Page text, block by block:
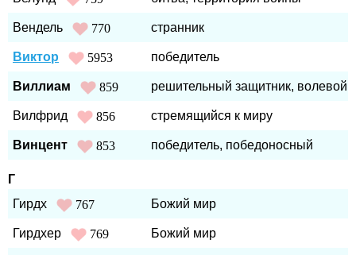
Вендель 770 странник
Виктор 5953 победитель
Виллиам 859 решительный защитник, волевой
Вилфрид 856 стремящийся к миру
Винцент 853 победитель, победоносный
Г
Гирдх
767 Божий мир
Гирдхер 769 Божий мир